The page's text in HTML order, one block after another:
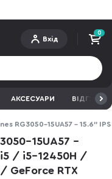
Вхід
0
АКСЕСУАРИ ВІДГУКИ
RG3050-15UA57 - 15.6"
15UA57 -
i5 / i5-12450H /
GeForce RTX